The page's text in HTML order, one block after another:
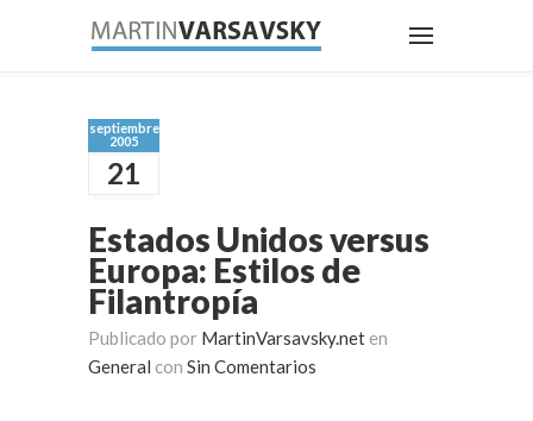
septiembre
2005
21
Estados Unidos versus
Europa: Estilos de
Filantropía
Publicado por MartinVarsavsky.net en
General con Sin Comentarios